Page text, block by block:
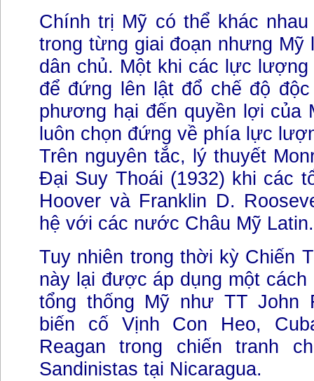
Chính trị Mỹ có thể khác
trong từng giai đoạn nhưng Mỹ
dân chủ. Một khi các lực lượng
để đứng lên lật đổ chế độ
phương hại đến quyền lợi của
luôn chọn đứng về phía lực
Trên nguyên tắc, lý thuyết
Đại Suy Thoái (1932) khi các
Hoover và Franklin D.
hệ với các nước Châu Mỹ Latin.
Tuy nhiên trong thời kỳ Chiến
này lại được áp dụng một
tổng thống Mỹ như TT John
biến cố Vịnh Con Heo,
Reagan trong chiến tranh
Sandinistas tại Nicaragua.